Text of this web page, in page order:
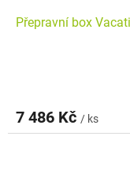
Přepravní box
7 486 Kč / ks